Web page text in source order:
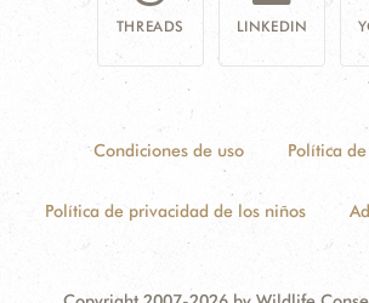
THREADS LINKEDIN
Condiciones de uso Política
Política de privacidad de los niños